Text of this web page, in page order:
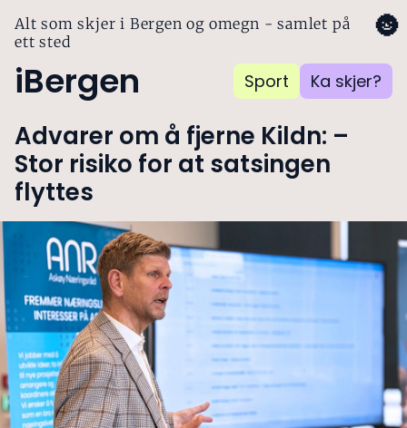
Alt som skjer i Bergen og omegn - samlet på
ett sted
iBergen Sport Ka skjer?
🌚
Advarer om å fjerne Kildn: –
Stor risiko for at satsingen
flyttes